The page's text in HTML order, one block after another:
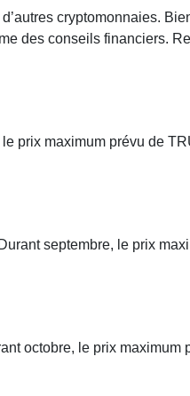
cryptomonnaies.
des conseils financiers.
prix maximum prévu de
septembre, le prix
octobre, le prix maximum